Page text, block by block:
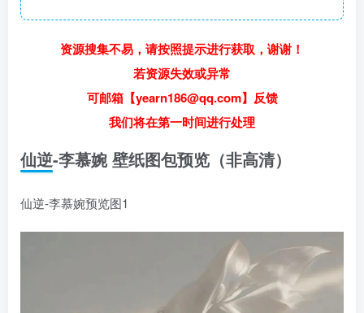
资源搜集不易，请按照提示进行获取，谢谢！
若资源失效或异常
可邮箱【yearn186@qq.com】反馈
我们将在第一时间进行处理
仙逆-李慕婉 壁纸图包预览（非高清）
仙逆-李慕婉预览图1